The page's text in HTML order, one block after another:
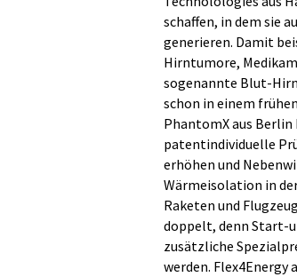
schaffen, in dem sie
generieren. Damit
Hirntumore,
sogenannte Blut-
schon in einem
PhantomX aus Berlin
patentindividuelle
erhöhen und
Wärmeisolation in
Raketen und
doppelt, denn Start-
zusätzliche
werden.